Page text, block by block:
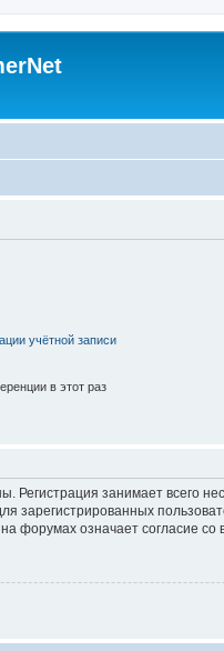
учётной записи
в этот раз
занимает всего
зарегистрированных
форумах означает согласие со